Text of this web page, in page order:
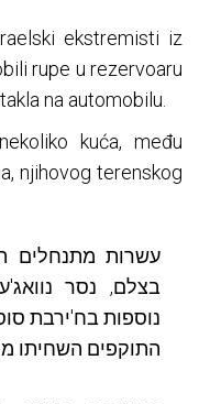
ekstremisti iz
rupe u rezervoaru
na automobilu.
kuća, među
njihovog terenskog
עשרות מתנחלים
בצלם, נסר
נוספות בח'ירבת
התוקפים השחיתו